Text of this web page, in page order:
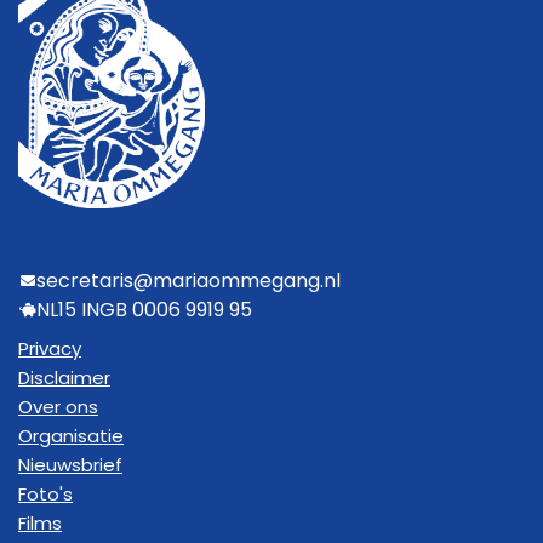
secretaris@mariaommegang.nl
NL15 INGB 0006 9919 95
Privacy
Disclaimer
Over ons
Organisatie
Nieuwsbrief
Foto's
Films